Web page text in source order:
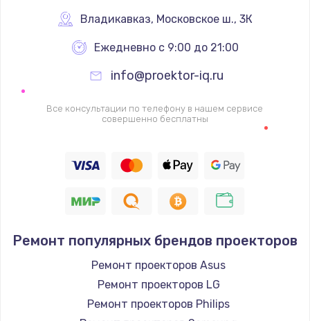
Владикавказ, Московское ш., 3К
Ежедневно с 9:00 до 21:00
info@proektor-iq.ru
Все консультации по телефону в нашем сервисе
совершенно бесплатны
Ремонт популярных брендов проекторов
Ремонт проекторов Asus
Ремонт проекторов LG
Ремонт проекторов Philips